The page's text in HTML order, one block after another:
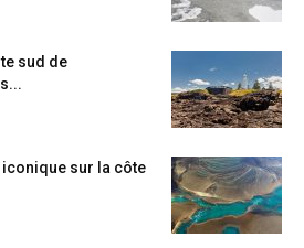
sud de
sur la côte